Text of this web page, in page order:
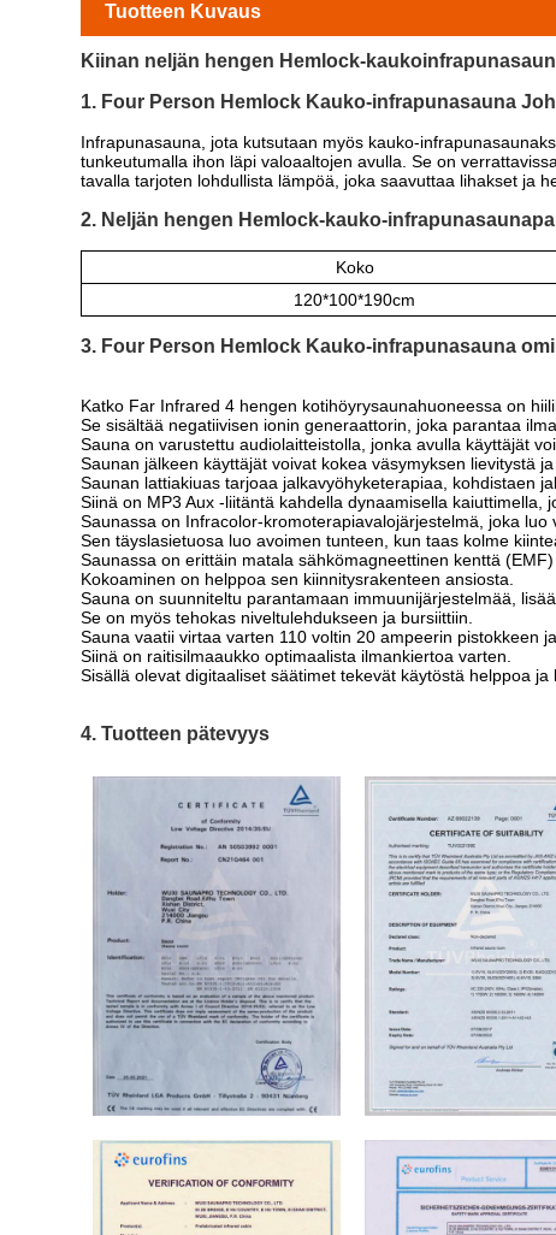
Tuotteen Kuvaus
Kiinan neljän hengen Hemlock-
1. Four Person Hemlock Kauko-infrapunasauna
Infrapunasauna, jota kutsutaan myös kauko-
tunkeutumalla ihon läpi valoaaltojen avulla. Se on
tavalla tarjoten lohdullista lämpöä, joka saavuttaa lihakset ja
2. Neljän hengen Hemlock-kauko-
Koko
120*100*190cm
3. Four Person Hemlock Kauko-infrapunasauna
Katko Far Infrared 4 hengen kotihöyrysaunahuoneessa on
Se sisältää negatiivisen ionin generaattorin, joka parantaa
Sauna on varustettu audiolaitteistolla, jonka avulla käyttäjät
Saunan jälkeen käyttäjät voivat kokea väsymyksen lievitystä
Saunan lattiakiuas tarjoaa jalkavyöhyketerapiaa, kohdistaen
Siinä on MP3 Aux -liitäntä kahdella dynaamisella kaiuttimella,
Saunassa on Infracolor-kromoterapiavalojärjestelmä, joka
Sen täyslasietuosa luo avoimen tunteen, kun taas kolme
Saunassa on erittäin matala sähkömagneettinen kenttä
Kokoaminen on helppoa sen kiinnitysrakenteen ansiosta.
Sauna on suunniteltu parantamaan immuunijärjestelmää,
Se on myös tehokas niveltulehdukseen ja bursiittiin.
Sauna vaatii virtaa varten 110 voltin 20 ampeerin pistokkeen
Siinä on raitisilmaaukko optimaalista ilmankiertoa varten.
Sisällä olevat digitaaliset säätimet tekevät käytöstä helppoa ja
4. Tuotteen pätevyys